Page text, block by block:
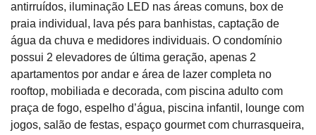
antirruídos, iluminação LED nas áreas comuns, box de
praia individual, lava pés para banhistas, captação de
água da chuva e medidores individuais. O condomínio
possui 2 elevadores de última geração, apenas 2
apartamentos por andar e área de lazer completa no
rooftop, mobiliada e decorada, com piscina adulto com
praça de fogo, espelho d’água, piscina infantil, lounge com
jogos, salão de festas, espaço gourmet com churrasqueira,